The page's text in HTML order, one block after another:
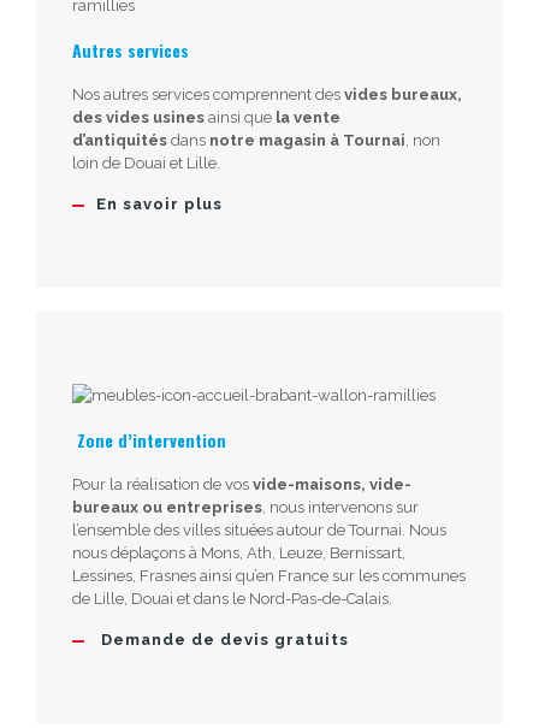
Autres services
Nos autres services comprennent des vides bureaux,
des vides usines ainsi que la vente
d’antiquités dans notre magasin à Tournai , non
loin de Douai et Lille.
En savoir plus
Zone d’intervention
Pour la réalisation de vos vide-maisons, vide-
bureaux ou entreprises , nous intervenons sur
l’ensemble des villes situées autour de Tournai. Nous
nous déplaçons à Mons, Ath, Leuze, Bernissart,
Lessines, Frasnes ainsi qu’en France sur les communes
de Lille, Douai et dans le Nord-Pas-de-Calais.
Demande de devis gratuits